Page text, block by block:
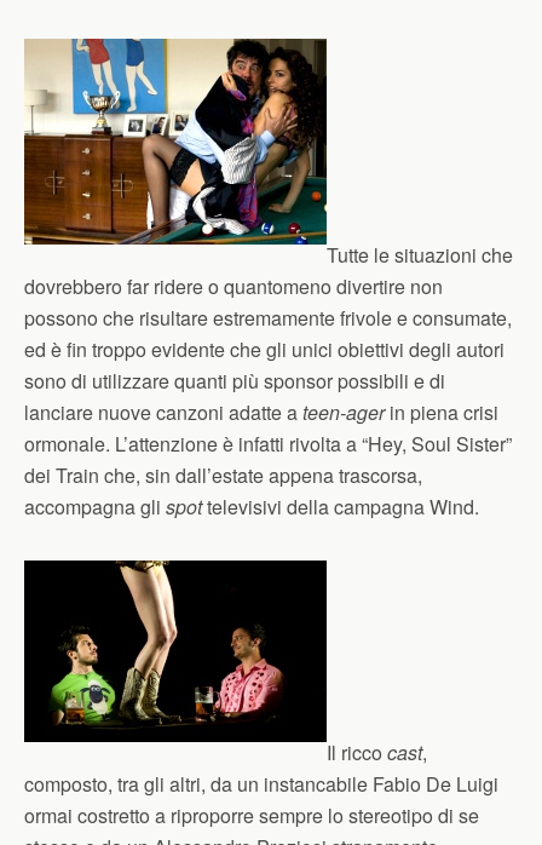
Tutte le situazioni che
dovrebbero far ridere o quantomeno divertire non
possono che risultare estremamente frivole e consumate,
ed è fin troppo evidente che gli unici obiettivi degli autori
sono di utilizzare quanti più sponsor possibili e di
lanciare nuove canzoni adatte ateen-agerin piena crisi
ormonale. L’attenzione è infatti rivolta a “Hey, Soul Sister”
dei Train che, sin dall’estate appena trascorsa,
accompagna gli spottelevisivi della campagna Wind.
Il ricco cast,
composto, tra gli altri, da un instancabile Fabio De Luigi
ormai costretto a riproporre sempre lo stereotipo di se